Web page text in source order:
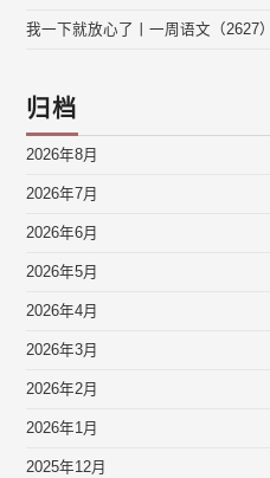
我一下就放心了丨一周语文（2627）
归档
2026年8月
2026年7月
2026年6月
2026年5月
2026年4月
2026年3月
2026年2月
2026年1月
2025年12月